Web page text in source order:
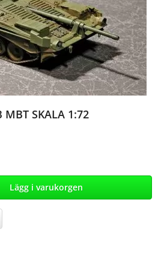
MBT SKALA 1:72
Lägg i varukorgen